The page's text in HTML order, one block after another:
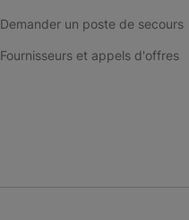
Demander un poste de secours
Fournisseurs et appels d'offres